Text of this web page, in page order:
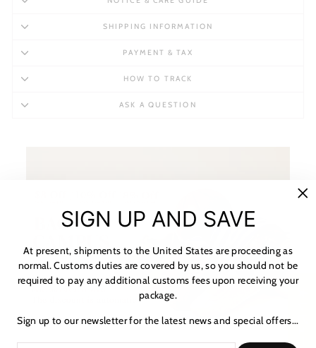
SHIPPING INFORMATION
PAYMENT & TAX
HOW TO TRACK
ASK A QUESTION
SIGN UP AND SAVE
At present, shipments to the United States are proceeding as
normal. Customs duties are covered by us, so you should not be
required to pay any additional customs fees upon receiving your
package.
Sign up to our newsletter for the latest news and special offers...★ レビュー